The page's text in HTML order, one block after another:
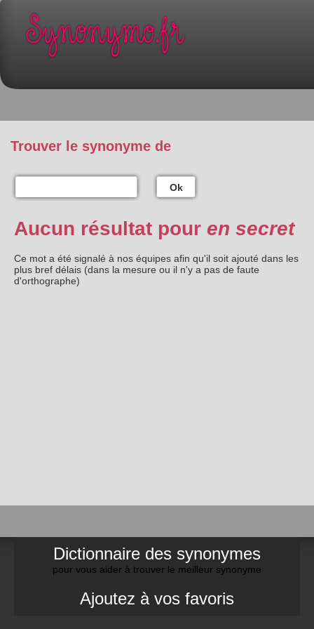
Trouver le synonyme de
Ok
Aucun résultat pour en secret
Ce mot a été signalé à nos équipes afin qu'il soit ajouté dans les
plus bref délais (dans la mesure ou il n'y a pas de faute
d'orthographe)
Dictionnaire des synonymes
pour vous aider à trouver le meilleur synonyme
Ajoutez à vos favoris